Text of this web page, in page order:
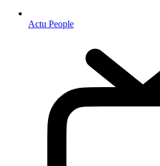
Actu People